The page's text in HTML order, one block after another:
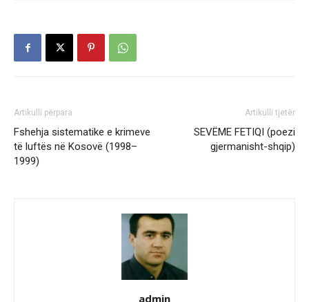
Artikulli përpara
Fshehja sistematike e krimeve
të luftës në Kosovë (1998–
1999)
Artikulli tjetër
SEVËME FETIQI (poezi
gjermanisht-shqip)
admin